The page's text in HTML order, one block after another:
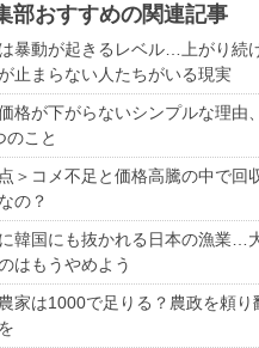
部おすすめの関連記事
暴動が起きるレベル…上がり続
止まらない人たちがいる現実
格が下がらないシンプルな理
のこと
＞コメ不足と価格高騰の中で
の？
韓国にも抜かれる日本の漁業…
はもうやめよう
家は1000で足りる？農政を頼